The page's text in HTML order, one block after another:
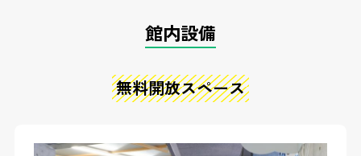
館内設備
無料開放スペース